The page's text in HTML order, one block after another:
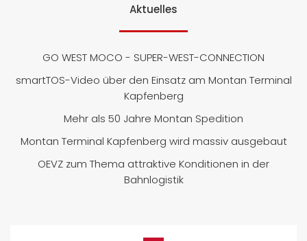
Aktuelles
GO WEST MOCO - SUPER-WEST-CONNECTION
smartTOS-Video über den Einsatz am Montan Terminal
Kapfenberg
Mehr als 50 Jahre Montan Spedition
Montan Terminal Kapfenberg wird massiv ausgebaut
OEVZ zum Thema attraktive Konditionen in der
Bahnlogistik